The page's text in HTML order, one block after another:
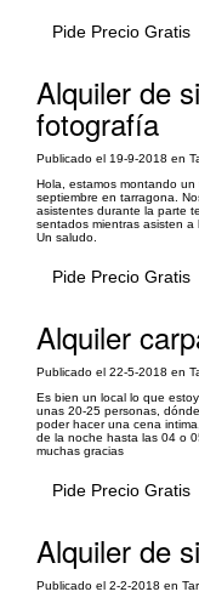
Pide Precio Gratis
Alquiler de
fotografía
Publicado el 19-9-2018 en
Hola, estamos montando
septiembre en tarragona.
asistentes durante la parte
sentados mientras asisten a
Un saludo.
Pide Precio Gratis
Alquiler
Publicado el 22-5-2018 en
Es bien un local lo que
unas 20-25 personas,
poder hacer una cena
de la noche hasta las 04 o
muchas gracias
Pide Precio Gratis
Alquiler de
Publicado el 2-2-2018 en